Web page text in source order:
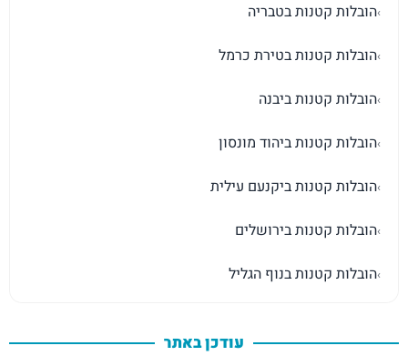
›הובלות קטנות בטבריה
›הובלות קטנות בטירת כרמל
›הובלות קטנות ביבנה
›הובלות קטנות ביהוד מונסון
›הובלות קטנות ביקנעם עילית
›הובלות קטנות בירושלים
›הובלות קטנות בנוף הגליל
עודכן באתר